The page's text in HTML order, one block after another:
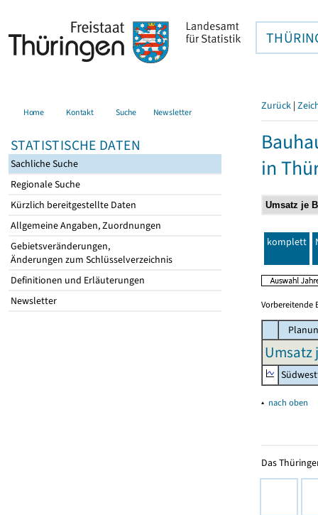
Home Kontakt Suche Newsletter
STATISTISCHE DATEN
Sachliche Suche
Regionale Suche
Kürzlich bereitgestellte Daten
Allgemeine Angaben, Zuordnungen
Gebietsveränderungen,
Änderungen zum Schlüsselverzeichnis
Definitionen und Erläuterungen
Newsletter
Zurück |
in
komplett
Vorbereitende
Umsatz
▴ nach oben
Das